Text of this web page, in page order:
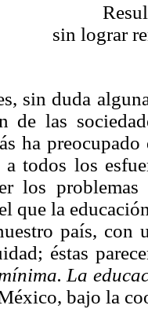
sin lograr
sin duda
de las
ha
a todos los
los
que la
país, con
éstas
La
bajo la